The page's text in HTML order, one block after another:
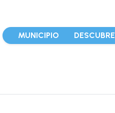
MUNICIPIO DESCUBRE